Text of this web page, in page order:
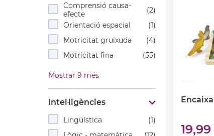
Comprensió causa-
efecte
(2)
Orientació espacial
(1)
Motricitat gruixuda
(4)
Motricitat fina
(55)
Mostrar 9 més
Intel·ligències
Lingüística
(1)